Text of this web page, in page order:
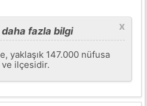
x
fazla bilgi
yaklaşık 147.000 nüfusa
ilçesidir.